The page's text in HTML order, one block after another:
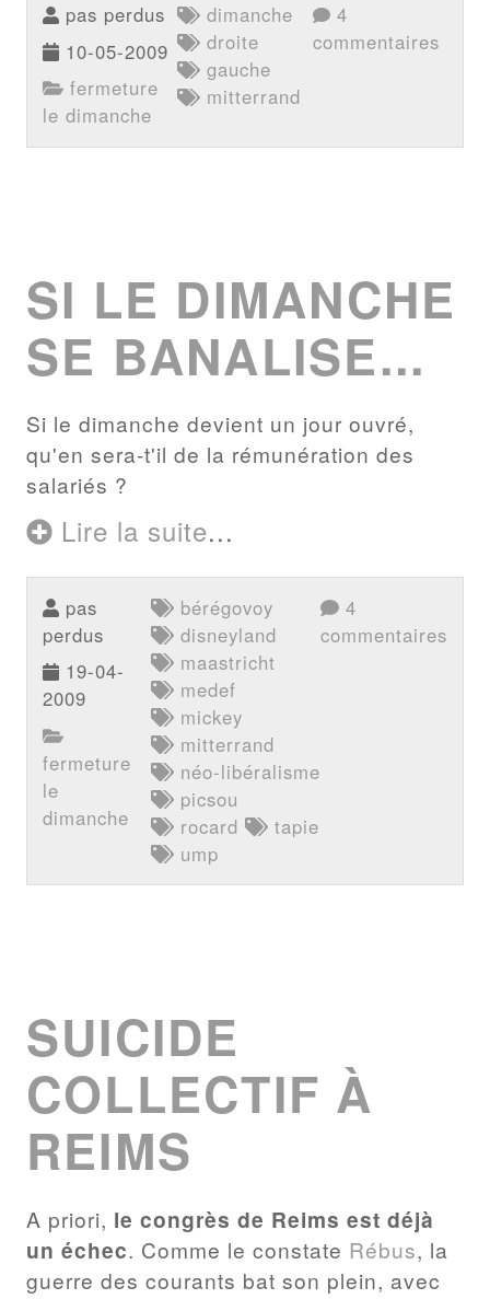
pas perdus
10-05-2009
fermeture
le dimanche
dimanche
droite
gauche
mitterrand
4
commentaires
SI LE DIMANCHE
SE BANALISE...
Si le dimanche devient un jour ouvré,
qu'en sera-t'il de la rémunération des
salariés ?
Lire la suite...
pas
perdus
19-04-
2009
fermeture
le
dimanche
bérégovoy
disneyland
maastricht
medef
mickey
mitterrand
néo-libéralisme
picsou
rocard
tapie
ump
4
commentaires
SUICIDE
COLLECTIF À
REIMS
A priori, le congrès de Reims est déjà
un échec. Comme le constate Rébus, la
guerre des courants bat son plein, avec